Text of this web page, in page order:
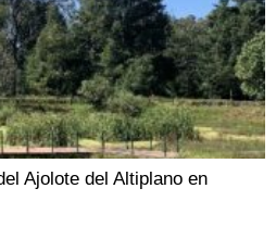
Ajolote del Altiplano en